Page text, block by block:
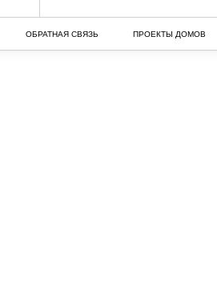
ОБРАТНАЯ СВЯЗЬ
ПРОЕКТЫ ДОМОВ